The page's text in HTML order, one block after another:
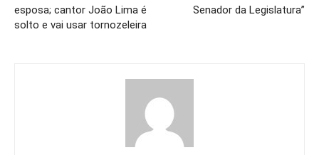
esposa; cantor João Lima é
solto e vai usar tornozeleira
Senador da Legislatura”